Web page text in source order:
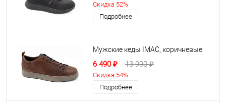
Скидка 52%
Подробнее
Мужские кеды IMAC, коричневые
6 490 ₽ 13 990 ₽
Скидка 54%
Подробнее